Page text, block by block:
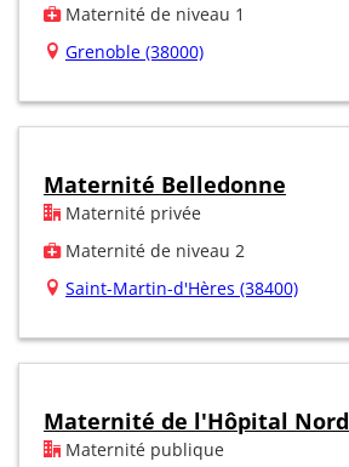
Maternité de niveau 1
Grenoble (38000)
Maternité Belledonne
Maternité privée
Maternité de niveau 2
Saint-Martin-d'Hères (38400)
Maternité de l'Hôpital Nord
Maternité publique